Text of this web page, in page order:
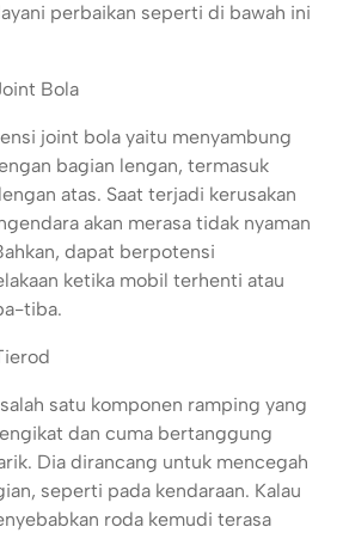
perbaikan seperti di bawah ini
Bola
joint bola yaitu menyambung
bagian lengan, termasuk
atas. Saat terjadi kerusakan
akan merasa tidak nyaman
dapat berpotensi
ketika mobil terhenti atau
tiba.
satu komponen ramping yang
dan cuma bertanggung
Dia dirancang untuk mencegah
seperti pada kendaraan. Kalau
roda kemudi terasa